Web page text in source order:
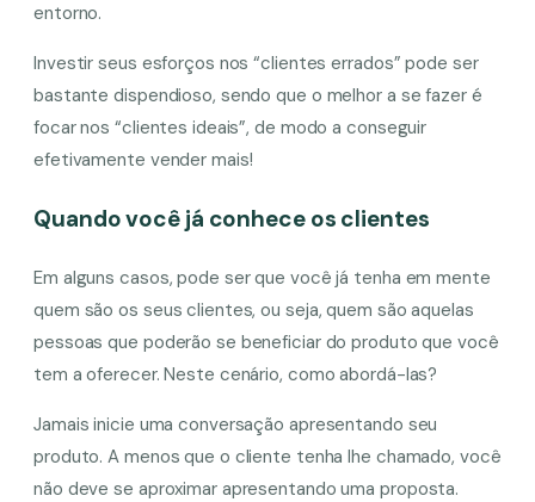
entorno.
Investir seus esforços nos “clientes errados” pode ser
bastante dispendioso, sendo que o melhor a se fazer é
focar nos “clientes ideais”, de modo a conseguir
efetivamente vender mais!
Quando você já conhece os clientes
Em alguns casos, pode ser que você já tenha em mente
quem são os seus clientes, ou seja, quem são aquelas
pessoas que poderão se beneficiar do produto que você
tem a oferecer. Neste cenário, como abordá-las?
Jamais inicie uma conversação apresentando seu
produto. A menos que o cliente tenha lhe chamado, você
não deve se aproximar apresentando uma proposta.